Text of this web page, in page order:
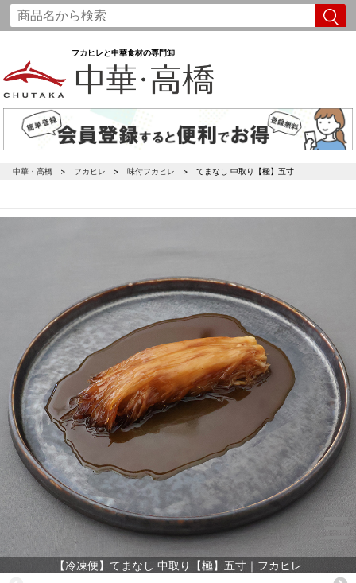
フカヒレと中華食材の専門卸
中華・高橋 フカヒレ 味付フカヒレ てまなし 中取り【極】五寸
【冷凍便】てまなし 中取り【極】五寸｜フカヒレ